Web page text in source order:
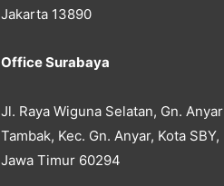
Jakarta 13890
Office Surabaya
Jl. Raya Wiguna Selatan, Gn. Anyar
Tambak, Kec. Gn. Anyar, Kota SBY,
Jawa Timur 60294